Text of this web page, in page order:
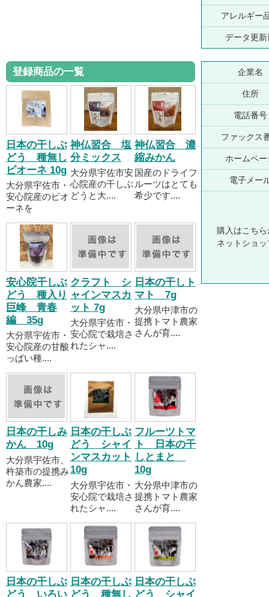
アレルギー
データ更新
登録商品の一覧
日本の干しぶ
どう 種無し
ピオーネ 10g
大分県宇佐市・
安心院産のピオ
ーネを
神仏習合 塩
分ミックス
大分県宇佐市安
心院産の干しぶ
どうと大....
神仏習合 濃
縮みかん
国産のドライフ
ルーツはとても
希少です....
安心院干しぶ
どう 種入り
巨峰 青春
編 35g
大分県宇佐市・
安心院産の甘酸
っぱい種....
クラフト シ
ャインマスカ
ット 7g
大分県宇佐市・
安心院で栽培さ
れたシャ....
日本の干しト
マト 7g
大分県中津市の
提携トマト農家
さんが育....
日本の干しみ
かん 10g
大分県宇佐市、
杵築市の提携み
かん農家....
日本の干しぶ
どう シャイ
ンマスカット
10g
大分県宇佐市・
安心院で栽培さ
れたシャ....
フルーツトマ
ト 日本の干
しとまと
10g
大分県中津市の
提携トマト農家
さんが育....
日本の干しぶ
どう いろい
日本の干しぶ
どう 種無し
日本の干しぶ
どう シャイ
企業名
住所
電話番号
ファックス
ホームペー
電子メー
購入はこちら
ネットショッ